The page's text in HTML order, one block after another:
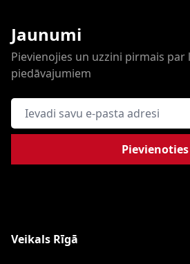
Jaunumi
Pievienojies un uzzini pirmais par
piedāvajumiem
E-pasta adrese
Pievienoties
Veikals Rīgā